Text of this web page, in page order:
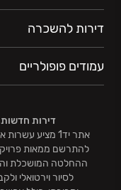
דירות להשכרה
עמודים פופולריים
דירות
אתר יד1 מציע
להתרשם ממאות
לסיור וירטואלי